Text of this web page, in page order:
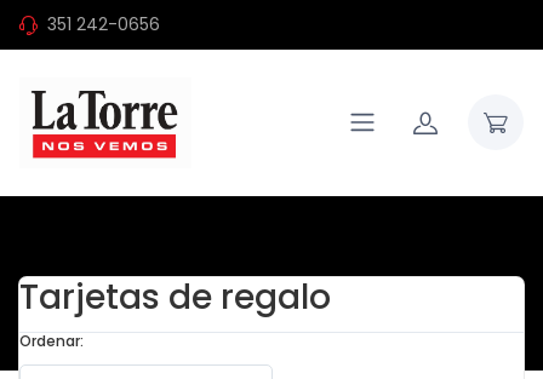
351 242-0656
Tarjetas de regalo
Ordenar: